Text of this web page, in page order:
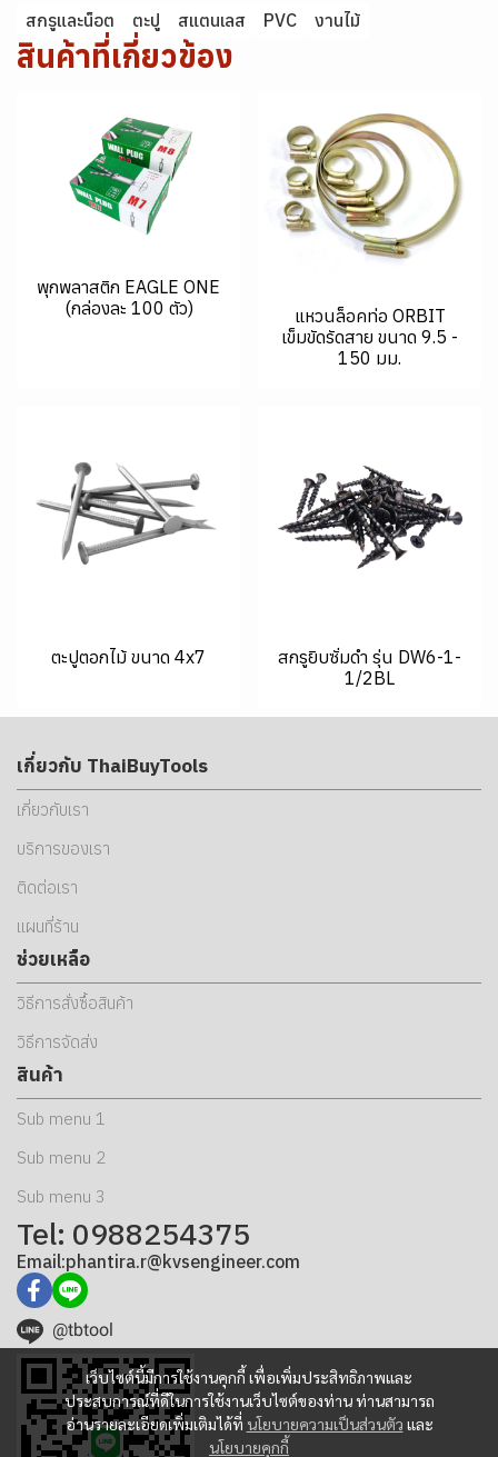
สกรูและน็อต ตะปู สแตนเลส PVC งานไม้
สินค้าที่เกี่ยวข้อง
พุกพลาสติก EAGLE ONE
(กล่องละ 100 ตัว)
แหวนล็อคท่อ ORBIT
เข็มขัดรัดสาย ขนาด 9.5 -
150 มม.
ตะปูตอกไม้ ขนาด 4x7
สกรูยิบซั่มดำ รุ่น DW6-1-
1/2BL
เว็บไซต์นี้มีการใช้งานคุกกี้ เพื่อเพิ่มประสิทธิภาพและ
ประสบการณ์ที่ดีในการใช้งานเว็บไซต์ของท่าน ท่านสามารถ
อ่านรายละเอียดเพิ่มเติมได้ที่ นโยบายความเป็นส่วนตัว และ
นโยบายคุกกี้
เกี่ยวกับ ThaiBuyTools
เกี่ยวกับเรา
บริการของเรา
ติดต่อเรา
แผนที่ร้าน
ช่วยเหลือ
วิธีการสั่งซื้อสินค้า
วิธีการจัดส่ง
สินค้า
Sub menu 1
Sub menu 2
Sub menu 3
Tel: 0988254375
Email:phantira.r@kvsengineer.com
@tbtool